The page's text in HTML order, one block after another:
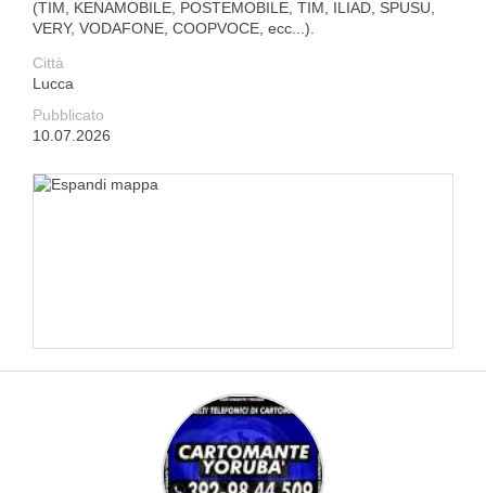
(TIM, KENAMOBILE, POSTEMOBILE, TIM, ILIAD, SPUSU,
VERY, VODAFONE, COOPVOCE, ecc...).
Città
Lucca
Pubblicato
10.07.2026